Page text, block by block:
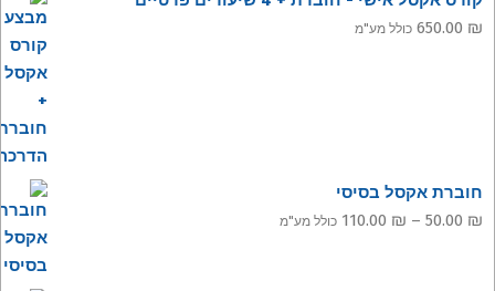
650.00 ₪ כולל מע"מ
חוברת אקסל בסיסי
50.00 ₪
–
110.00 ₪
טווח
כולל מע"מ